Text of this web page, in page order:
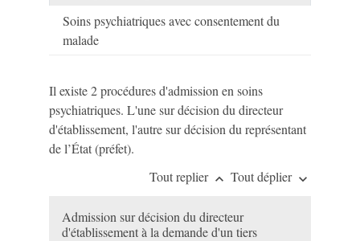
Soins psychiatriques avec consentement du
malade
Il existe 2 procédures d'admission en soins
psychiatriques. L'une sur décision du directeur
d'établissement, l'autre sur décision du représentant
de l’État (préfet).
Tout replier keyboard_arrow_up Tout déplier keyboard_arrow_down
Admission sur décision du directeur
d'établissement à la demande d'un tiers